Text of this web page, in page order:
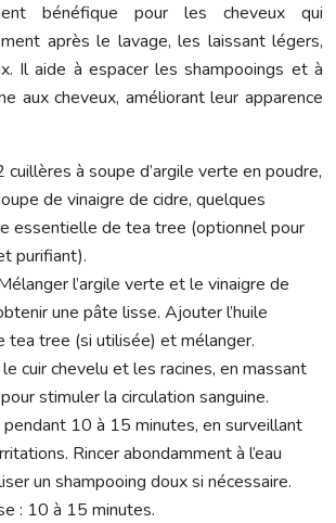
bénéfique pour les cheveux qui
après le lavage, les laissant légers,
Il aide à espacer les shampooings et à
aux cheveux, améliorant leur apparence
cuillères à soupe d’argile verte en poudre,
de vinaigre de cidre, quelques
essentielle de tea tree (optionnel pour
purifiant).
l’argile verte et le vinaigre de
une pâte lisse. Ajouter l’huile
tea tree (si utilisée) et mélanger.
cuir chevelu et les racines, en massant
stimuler la circulation sanguine.
10 à 15 minutes, en surveillant
Rincer abondamment à l’eau
un shampooing doux si nécessaire.
: 10 à 15 minutes.